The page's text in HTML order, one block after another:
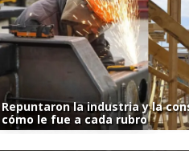
Repuntaron la industria y la
cómo le fue a cada rubro